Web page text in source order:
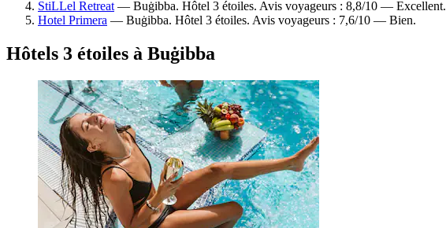
StiLLel Retreat — Buġibba. Hôtel 3 étoiles. Avis voyageurs : 8,8/10 — Excellent.
Hotel Primera — Buġibba. Hôtel 3 étoiles. Avis voyageurs : 7,6/10 — Bien.
Hôtels 3 étoiles à Buġibba